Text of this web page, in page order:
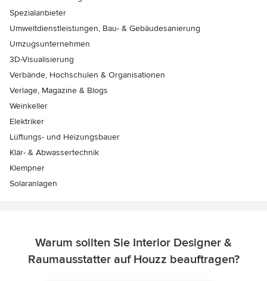
Spezialanbieter
Umweltdienstleistungen, Bau- & Gebäudesanierung
Umzugsunternehmen
3D-Visualisierung
Verbände, Hochschulen & Organisationen
Verlage, Magazine & Blogs
Weinkeller
Elektriker
Lüftungs- und Heizungsbauer
Klär- & Abwassertechnik
Klempner
Solaranlagen
Warum sollten Sie Interior Designer &
Raumausstatter auf Houzz beauftragen?